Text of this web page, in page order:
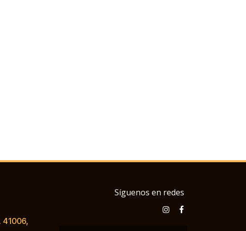
41006,
Síguenos en redes